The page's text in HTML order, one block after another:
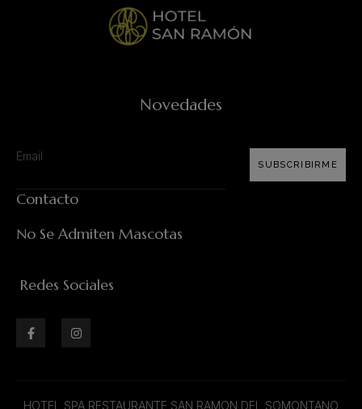
Novedades
SUBSCRIBIRME
Contacto
No Se Admiten Mascotas
Redes Sociales
HOTEL SPA RESTAURANTE SAN RAMON DEL SOMONTANO